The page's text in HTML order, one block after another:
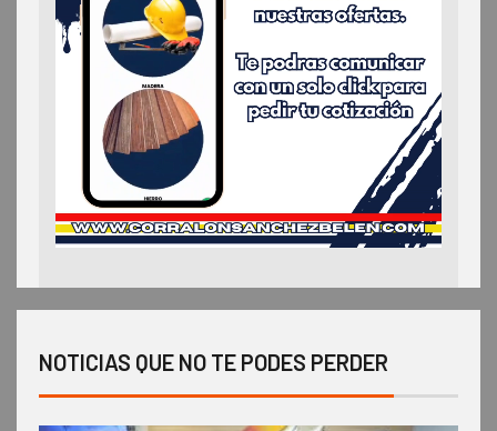
NOTICIAS QUE NO TE PODES PERDER